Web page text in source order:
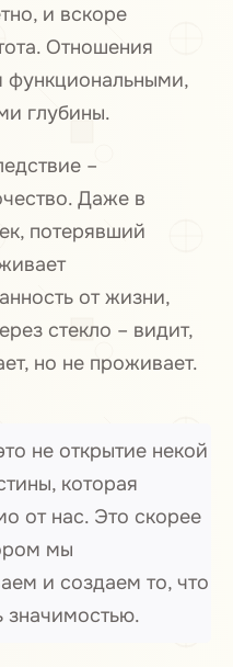
и вскоре
Отношения
функциональными,
глубины.
–
Даже в
потерявший
от жизни,
стекло – видит,
но не проживает.
не открытие некой
которая
от нас. Это скорее
мы
и создаем то, что
значимостью.